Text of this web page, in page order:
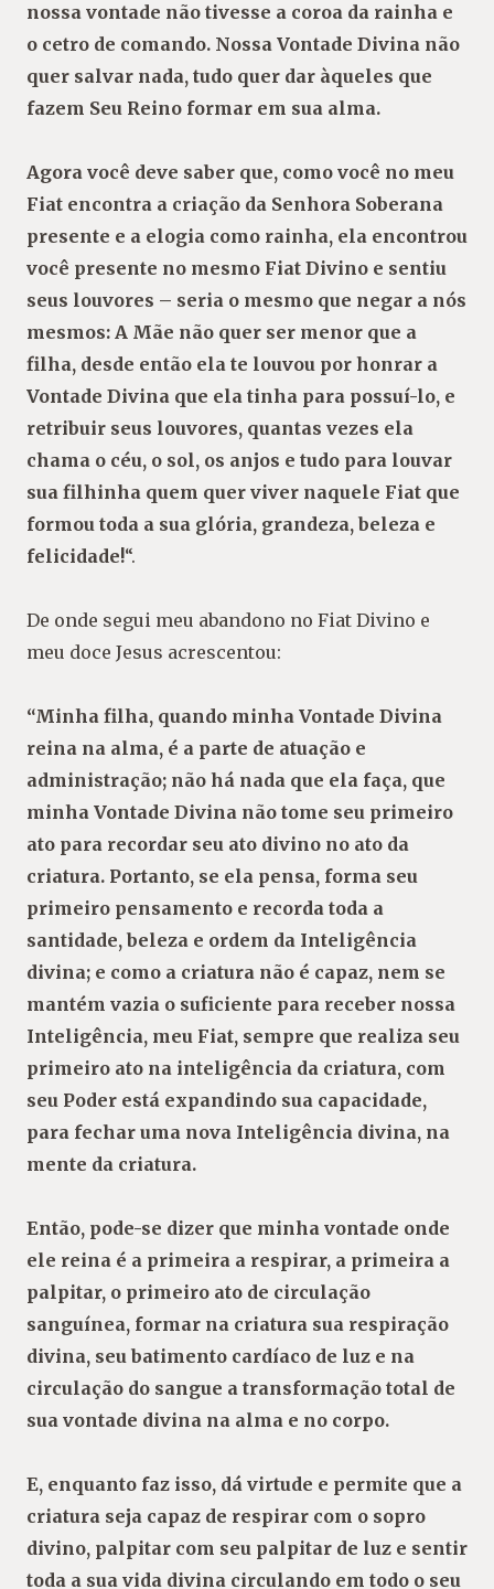
nossa vontade não tivesse a coroa da rainha e
o cetro de comando. Nossa Vontade Divina não
quer salvar nada, tudo quer dar àqueles que
fazem Seu Reino formar em sua alma.
Agora você deve saber que, como você no meu
Fiat encontra a criação da Senhora Soberana
presente e a elogia como rainha, ela encontrou
você presente no mesmo Fiat Divino e sentiu
seus louvores – seria o mesmo que negar a nós
mesmos: A Mãe não quer ser menor que a
filha, desde então ela te louvou por honrar a
Vontade Divina que ela tinha para possuí-lo, e
retribuir seus louvores, quantas vezes ela
chama o céu, o sol, os anjos e tudo para louvar
sua filhinha quem quer viver naquele Fiat que
formou toda a sua glória, grandeza, beleza e
felicidade!“.
De onde segui meu abandono no Fiat Divino e
meu doce Jesus acrescentou:
“Minha filha, quando minha Vontade Divina
reina na alma, é a parte de atuação e
administração; não há nada que ela faça, que
minha Vontade Divina não tome seu primeiro
ato para recordar seu ato divino no ato da
criatura. Portanto, se ela pensa, forma seu
primeiro pensamento e recorda toda a
santidade, beleza e ordem da Inteligência
divina; e como a criatura não é capaz, nem se
mantém vazia o suficiente para receber nossa
Inteligência, meu Fiat, sempre que realiza seu
primeiro ato na inteligência da criatura, com
seu Poder está expandindo sua capacidade,
para fechar uma nova Inteligência divina, na
mente da criatura.
Então, pode-se dizer que minha vontade onde
ele reina é a primeira a respirar, a primeira a
palpitar, o primeiro ato de circulação
sanguínea, formar na criatura sua respiração
divina, seu batimento cardíaco de luz e na
circulação do sangue a transformação total de
sua vontade divina na alma e no corpo.
E, enquanto faz isso, dá virtude e permite que a
criatura seja capaz de respirar com o sopro
divino, palpitar com seu palpitar de luz e sentir
toda a sua vida divina circulando em todo o seu